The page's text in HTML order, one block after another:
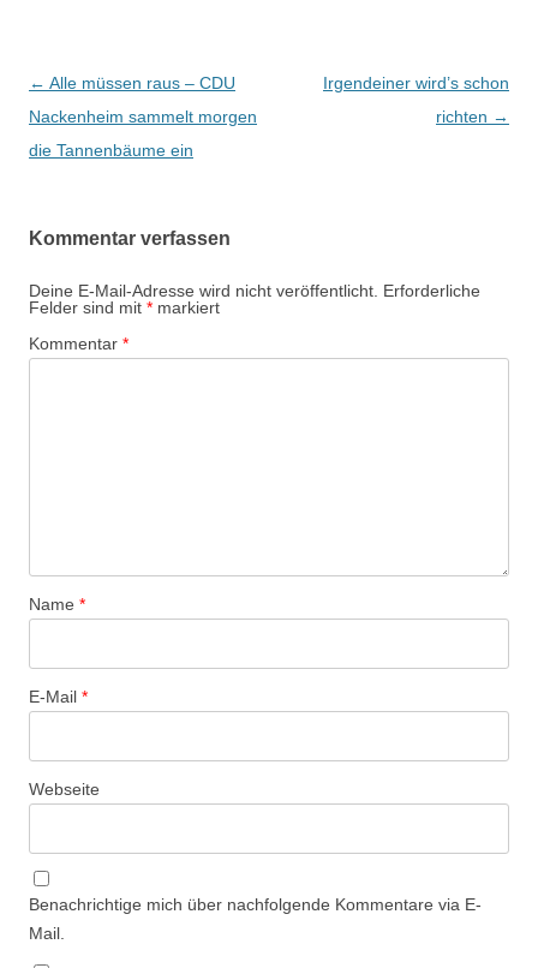
Beitrags-
Navigation
← Alle müssen raus – CDU
Nackenheim sammelt morgen
die Tannenbäume ein
Irgendeiner wird’s schon
richten →
Kommentar verfassen
Deine E-Mail-Adresse wird nicht veröffentlicht. Erforderliche
Felder sind mit * markiert
Kommentar *
Name *
E-Mail *
Webseite
Benachrichtige mich über nachfolgende Kommentare via E-
Mail.